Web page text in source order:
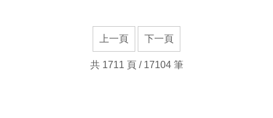
上一頁 下一頁
共 1711 頁 / 17104 筆